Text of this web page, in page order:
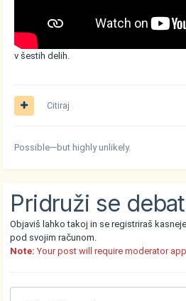
v šestih delih.
Citiraj
Possible—but highly unlikely.
Pridruži se
Objaviš lahko takoj in se registriraš
pod svojim računom.
Note: Your post will require moderator